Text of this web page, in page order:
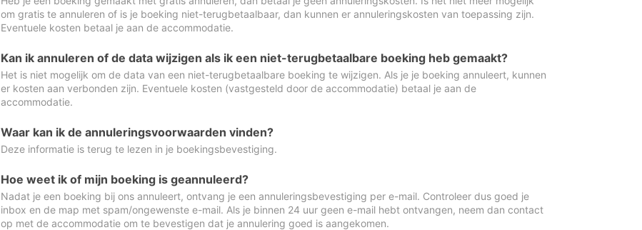
om gratis te annuleren of is je boeking niet-terugbetaalbaar, dan kunnen er annuleringskosten van toepassing zijn.
Eventuele kosten betaal je aan de accommodatie.
Kan ik annuleren of de data wijzigen als ik een niet-terugbetaalbare boeking heb gemaakt?
Het is niet mogelijk om de data van een niet-terugbetaalbare boeking te wijzigen. Als je je boeking annuleert, kunnen
er kosten aan verbonden zijn. Eventuele kosten (vastgesteld door de accommodatie) betaal je aan de
accommodatie.
Waar kan ik de annuleringsvoorwaarden vinden?
Deze informatie is terug te lezen in je boekingsbevestiging.
Hoe weet ik of mijn boeking is geannuleerd?
Nadat je een boeking bij ons annuleert, ontvang je een annuleringsbevestiging per e-mail. Controleer dus goed je
inbox en de map met spam/ongewenste e-mail. Als je binnen 24 uur geen e-mail hebt ontvangen, neem dan contact
op met de accommodatie om te bevestigen dat je annulering goed is aangekomen.